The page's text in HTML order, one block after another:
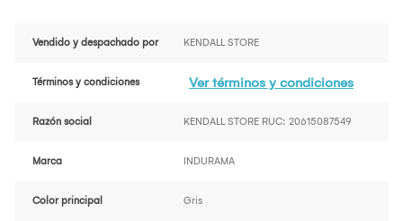
Vendido y despachado por KENDALL STORE
Términos y condiciones Ver términos y condiciones
Razón social KENDALL STORE RUC: 20615087549
Marca INDURAMA
Color principal Gris